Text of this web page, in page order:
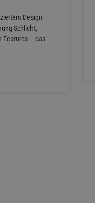
Design
Schlicht,
Features – das